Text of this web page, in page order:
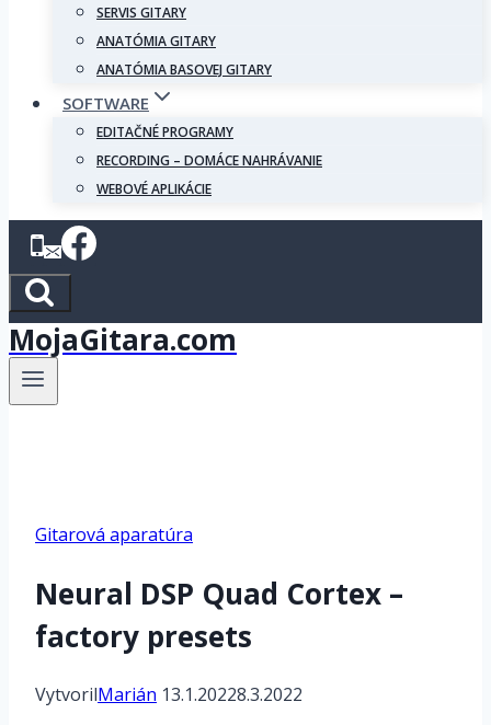
SERVIS GITARY
ANATÓMIA GITARY
ANATÓMIA BASOVEJ GITARY
SOFTWARE
EDITAČNÉ PROGRAMY
RECORDING – DOMÁCE NAHRÁVANIE
WEBOVÉ APLIKÁCIE
MojaGitara.com
Gitarová aparatúra
Neural DSP Quad Cortex –
factory presets
VytvorilMarián 13.1.20228.3.2022